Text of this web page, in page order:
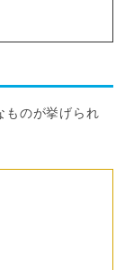
ものが挙げられ